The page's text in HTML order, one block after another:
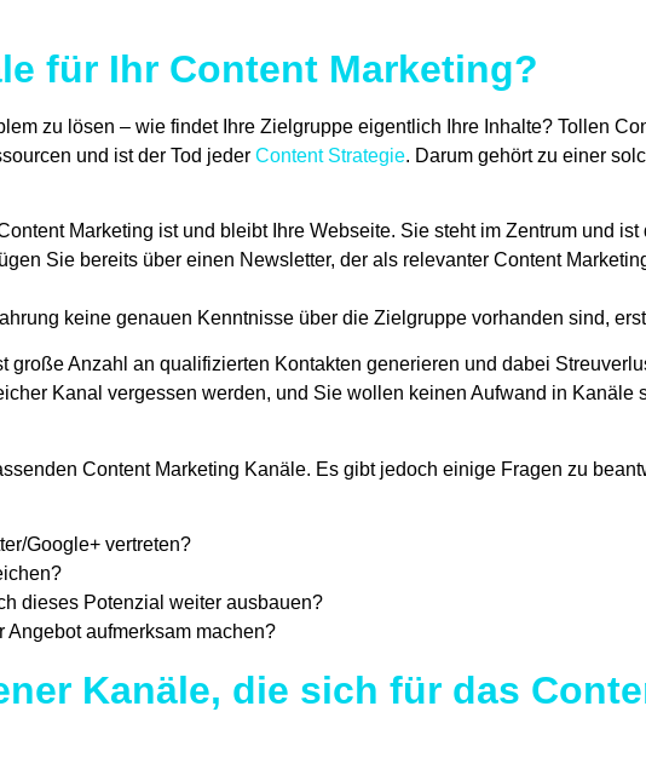
für Ihr Content Marketing?
zu lösen – wie findet Ihre Zielgruppe eigentlich Ihre Inhalte? Tollen
und ist der Tod jeder Content Strategie. Darum gehört zu einer
Marketing ist und bleibt Ihre Webseite. Sie steht im Zentrum und
Sie bereits über einen Newsletter, der als relevanter Content
keine genauen Kenntnisse über die Zielgruppe vorhanden sind,
große Anzahl an qualifizierten Kontakten generieren und dabei
Kanal vergessen werden, und Sie wollen keinen Aufwand in Kanäle
Content Marketing Kanäle. Es gibt jedoch einige Fragen zu
Google+ vertreten?
dieses Potenzial weiter ausbauen?
Angebot aufmerksam machen?
Kanäle, die sich für das